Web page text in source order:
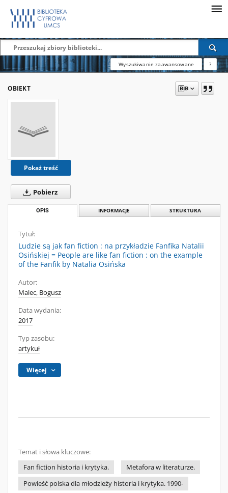
Wyszukiwanie zaawansowane ?
OBIEKT
Pokaż treść
Pobierz
OPIS INFORMACJE STRUKTURA
Tytuł:
Ludzie są jak fan fiction : na przykładzie Fanfika Natalii
Osińskiej = People are like fan fiction : on the example
of the Fanfik by Natalia Osińska
Autor:
Malec, Bogusz
Data wydania:
2017
Typ zasobu:
artykuł
Więcej
Temat i słowa kluczowe:
Fan fiction historia i krytyka.
Metafora w literaturze.
Powieść polska dla młodzieży historia i krytyka. 1990-